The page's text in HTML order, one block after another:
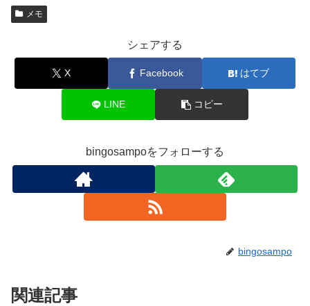
メモ
シェアする
X Facebook はてブ
LINE コピー
bingosampoをフォローする
bingosampo
関連記事